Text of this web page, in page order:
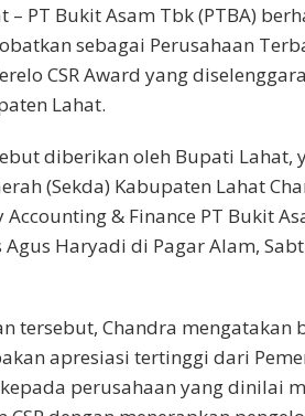
– PT Bukit Asam Tbk (PTBA)
sebagai Perusahaan
CSR Award yang
Lahat.
diberikan oleh Bupati Lahat,
(Sekda) Kabupaten Lahat
& Finance PT Bukit
Agus Haryadi di Pagar Alam,
tersebut, Chandra mengatakan
apresiasi tertinggi dari
perusahaan yang dinilai